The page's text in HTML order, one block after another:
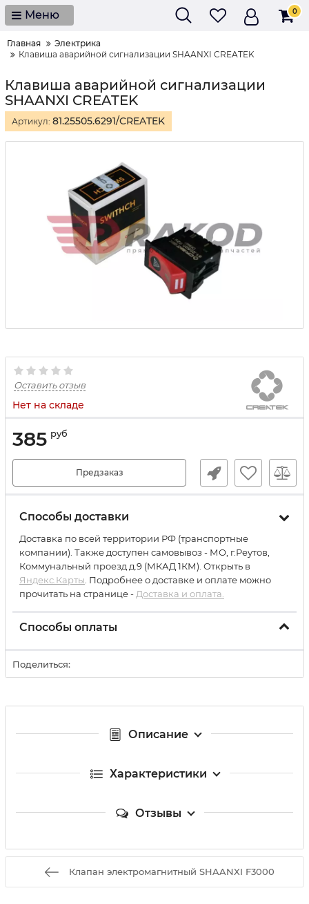
Меню 0
Главная
Электрика
Клавиша аварийной сигнализации SHAANXI CREATEK
Клавиша аварийной сигнализации
SHAANXI CREATEK
Артикул: 81.25505.6291/CREATEK
Оставить отзыв
Нет на складе
385 руб
Предзаказ
Способы доставки
Доставка по всей территории РФ (транспортные
компании). Также доступен самовывоз - МО, г.Реутов,
Коммунальный проезд д.9 (МКАД 1КМ). Открыть в
Яндекс.Карты . Подробнее о доставке и оплате можно
прочитать на странице - Доставка и оплата.
Способы оплаты
Поделиться:
Описание
Характеристики
Отзывы
Клапан электромагнитный SHAANXI F3000